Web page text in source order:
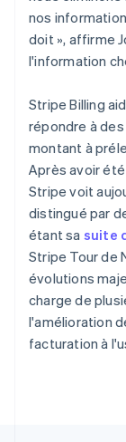
nos
doit », affirme
l'information
Stripe Billing
répondre à
montant à
Après avoir
Stripe voit
distingué par
étant sa suite
Stripe Tour de
évolutions
charge de
l'amélioration
facturation à
English
Pays-Bas
Nederlands
Pologne
Portugal
Português
R.A.S. de
English简体中
English
Roumanie
English
Royaume-
English
Singapour
English 简体
Slovaquie
English